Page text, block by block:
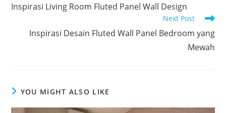
articles
Inspirasi Living Room Fluted Panel Wall Design
Next Post
Inspirasi Desain Fluted Wall Panel Bedroom yang
Mewah
YOU MIGHT ALSO LIKE